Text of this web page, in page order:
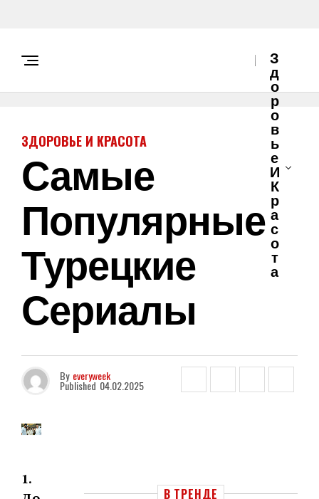
З
Д
О
Р
О
В
Ь
Е
И
К
Р
А
С
О
Т
А
ЗДОРОВЬЕ И КРАСОТА
Самые
Популярные
Турецкие
Сериалы
By everyweek
Published 04.02.2025
1.
В ТРЕНДЕ